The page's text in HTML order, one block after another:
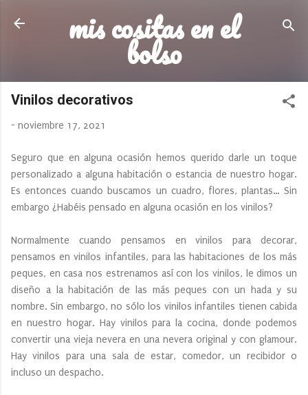
Ir al contenido principal
mis cositas en el
bolso
Vinilos decorativos
- noviembre 17, 2021
Seguro que en alguna ocasión hemos querido darle un toque
personalizado a alguna habitación o estancia de nuestro hogar.
Es entonces cuando buscamos un cuadro, flores, plantas… Sin
embargo ¿Habéis pensado en alguna ocasión en los vinilos?
Normalmente cuando pensamos en vinilos para decorar,
pensamos en vinilos infantiles, para las habitaciones de los más
peques, en casa nos estrenamos así con los vinilos, le dimos un
diseño a la habitación de las más peques con un hada y su
nombre. Sin embargo, no sólo los vinilos infantiles tienen cabida
en nuestro hogar. Hay vinilos para la cocina, donde podemos
convertir una vieja nevera en una nevera original y con glamour.
Hay vinilos para una sala de estar, comedor, un recibidor o
incluso un despacho.